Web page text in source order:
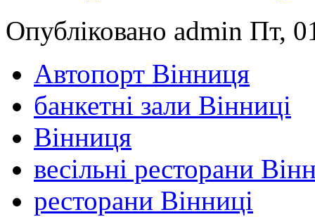
Опубліковано admin Пт,
Автопорт Вінниця
банкетні зали Вінниці
Вінниця
весільні ресторани
ресторани Вінниці